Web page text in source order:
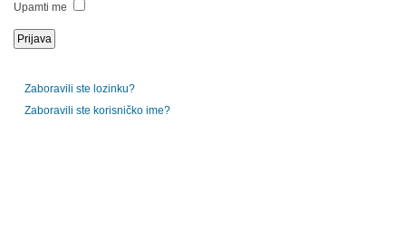
Upamti me
Zaboravili ste lozinku?
Zaboravili ste korisničko ime?